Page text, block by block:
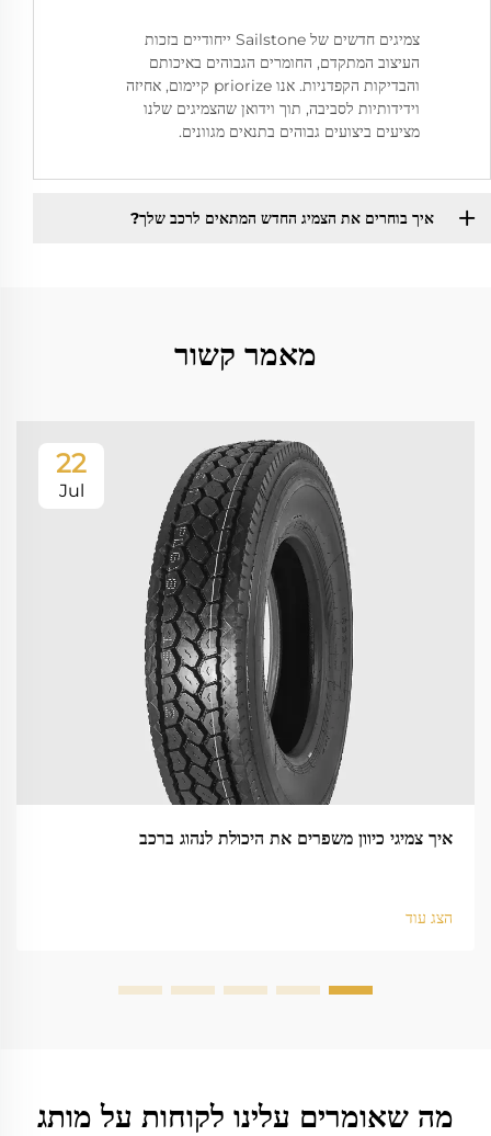
צמיגים חדשים של Sailstone ייחודיים בזכות
העיצוב המתקדם, החומרים הגבוהים באיכותם
והבדיקות הקפדניות. אנו priorize קיימום, אחיזה
וידידותיות לסביבה, תוך וידואן שהצמיגים שלנו
מציעים ביצועים גבוהים בתנאים מגוונים.
איך בוחרים את הצמיג החדש המתאים לרכב שלך?
מאמר קשור
22
Jul
איך צמיגי כיוון משפרים את היכולת לנהוג ברכב
הצג עוד
מה שאומרים עלינו לקוחות על מותג